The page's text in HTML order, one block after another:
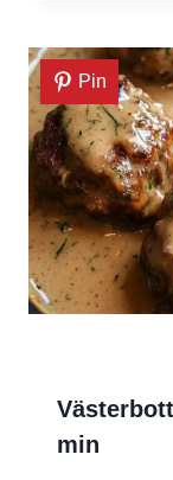
Pin
min